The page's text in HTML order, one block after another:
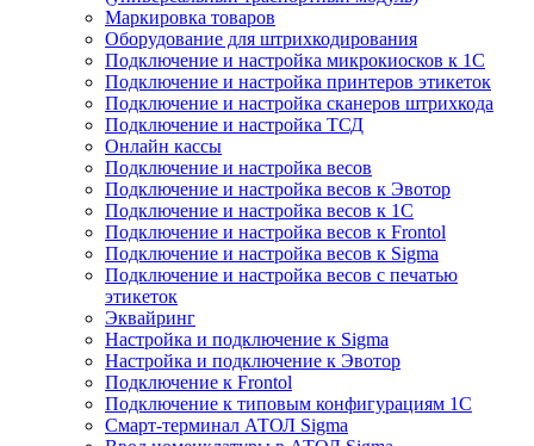
Маркировка товаров
Оборудование для штрихкодирования
Подключение и настройка микрокиосков к 1С
Подключение и настройка принтеров этикеток
Подключение и настройка сканеров штрихкода
Подключение и настройка ТСД
Онлайн кассы
Подключение и настройка весов
Подключение и настройка весов к Эвотор
Подключение и настройка весов к 1С
Подключение и настройка весов к Frontol
Подключение и настройка весов к Sigma
Подключение и настройка весов с печатью
этикеток
Эквайринг
Настройка и подключение к Sigma
Настройка и подключение к Эвотор
Подключение к Frontol
Подключение к типовым конфигурациям 1С
Смарт-терминал АТОЛ Sigma